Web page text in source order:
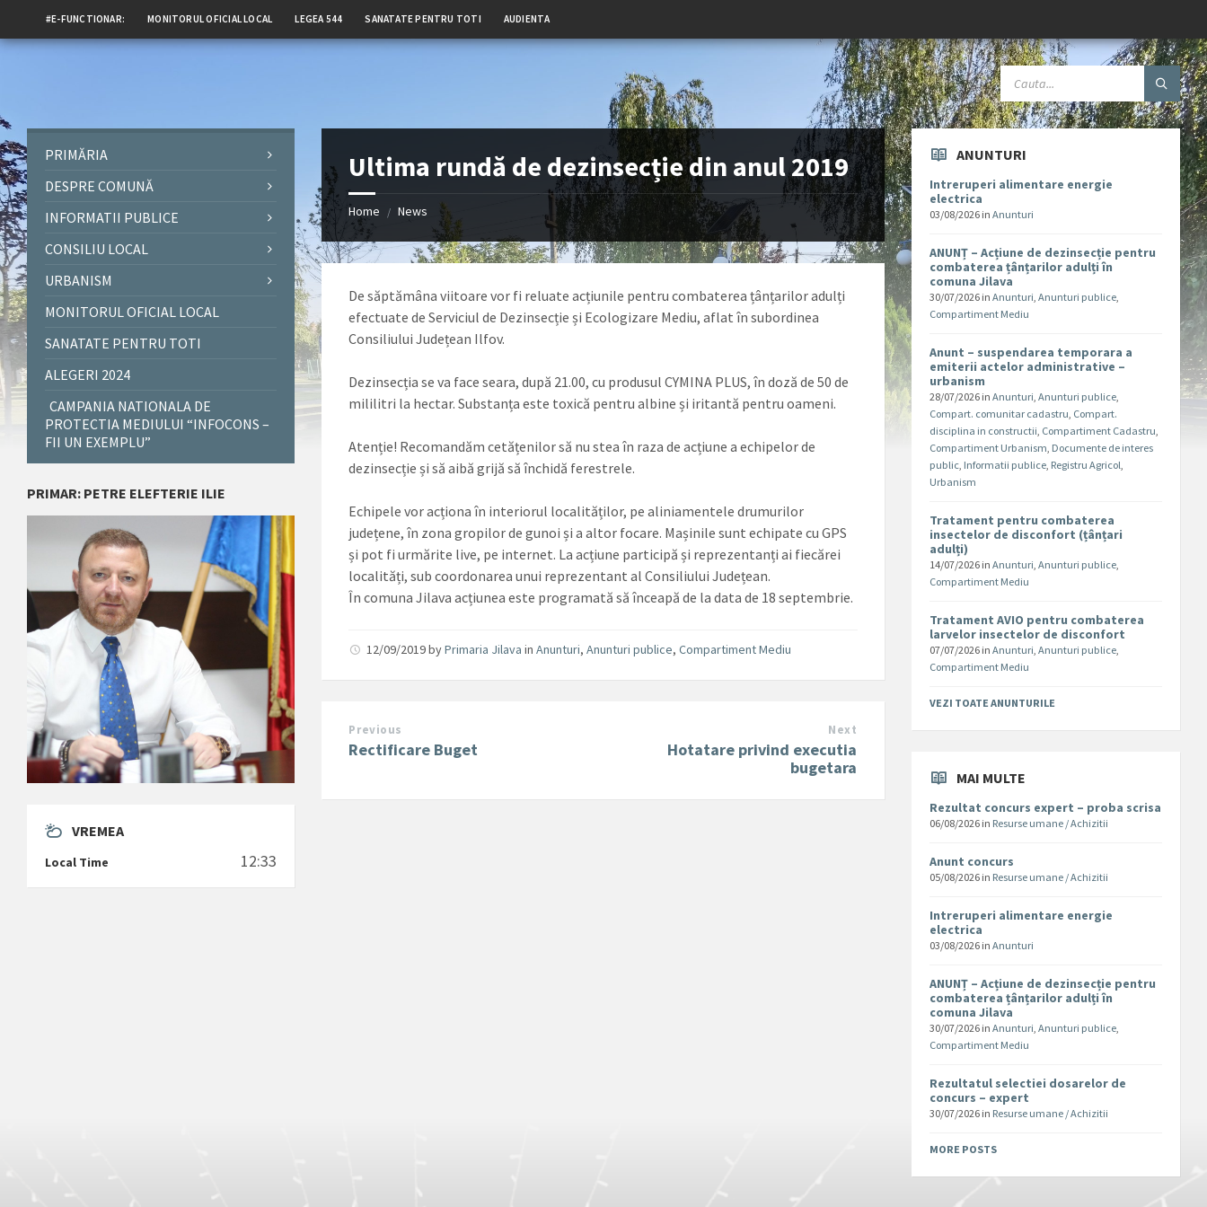
#E-FUNCTIONAR: MONITORUL OFICIAL LOCAL LEGEA 544 SANATATE PENTRU TOTI AUDIENTA
Ultima rundă de dezinsecție din anul 2019
Home / News
De săptămâna viitoare vor fi reluate acțiunile pentru combaterea țânțarilor adulți
efectuate de Serviciul de Dezinsecție și Ecologizare Mediu, aflat în subordinea
Consiliului Județean Ilfov.
Dezinsecția se va face seara, după 21.00, cu produsul CYMINA PLUS, în doză de 50 de
mililitri la hectar. Substanța este toxică pentru albine și iritantă pentru oameni.
Atenție! Recomandăm cetățenilor să nu stea în raza de acțiune a echipelor de
dezinsecție și să aibă grijă să închidă ferestrele.
Echipele vor acționa în interiorul localităților, pe aliniamentele drumurilor
județene, în zona gropilor de gunoi și a altor focare. Mașinile sunt echipate cu GPS
și pot fi urmărite live, pe internet. La acțiune participă și reprezentanți ai fiecărei
localități, sub coordonarea unui reprezentant al Consiliului Județean.
În comuna Jilava acțiunea este programată să înceapă de la data de 18 septembrie.
12/09/2019byPrimaria Jilava inAnunturi,Anunturi publice,Compartiment Mediu
Previous
Rectificare Buget
Next
Hotatare privind executia
bugetara
PRIMĂRIA
DESPRE COMUNĂ
INFORMATII PUBLICE
CONSILIU LOCAL
URBANISM
MONITORUL OFICIAL LOCAL
SANATATE PENTRU TOTI
ALEGERI 2024
CAMPANIA NATIONALA DE
PROTECTIA MEDIULUI “INFOCONS –
FII UN EXEMPLU”
PRIMAR: PETRE ELEFTERIE ILIE
VREMEA
Local Time 12:33
ANUNTURI
Intreruperi alimentare energie
electrica
03/08/2026 inAnunturi
ANUNȚ – Acțiune de dezinsecție pentru
combaterea țânțarilor adulți în
comuna Jilava
30/07/2026 inAnunturi,Anunturi publice,
Compartiment Mediu
Anunt – suspendarea temporara a
emiterii actelor administrative –
urbanism
28/07/2026 inAnunturi,Anunturi publice,
Compart. comunitar cadastru, Compart.
disciplina in constructii, Compartiment Cadastru,
Compartiment Urbanism, Documente de interes
public, Informatii publice, Registru Agricol,
Urbanism
Tratament pentru combaterea
insectelor de disconfort (țânțari
adulți)
14/07/2026 inAnunturi,Anunturi publice,
Compartiment Mediu
Tratament AVIO pentru combaterea
larvelor insectelor de disconfort
07/07/2026 inAnunturi,Anunturi publice,
Compartiment Mediu
VEZI TOATE ANUNTURILE
MAI MULTE
Rezultat concurs expert – proba scrisa
06/08/2026 in Resurse umane / Achizitii
Anunt concurs
05/08/2026 in Resurse umane / Achizitii
Intreruperi alimentare energie
electrica
03/08/2026 inAnunturi
ANUNȚ – Acțiune de dezinsecție pentru
combaterea țânțarilor adulți în
comuna Jilava
30/07/2026 inAnunturi,Anunturi publice,
Compartiment Mediu
Rezultatul selectiei dosarelor de
concurs – expert
30/07/2026 in Resurse umane / Achizitii
MORE POSTS